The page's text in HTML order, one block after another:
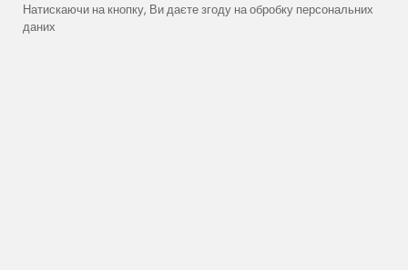
Натискаючи на кнопку, Ви даєте згоду на обробку персональних
даних